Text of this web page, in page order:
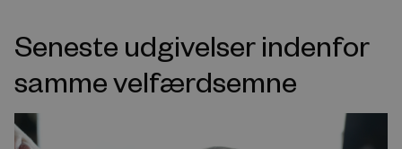
Seneste udgivelser indenfor
samme velfærdsemne